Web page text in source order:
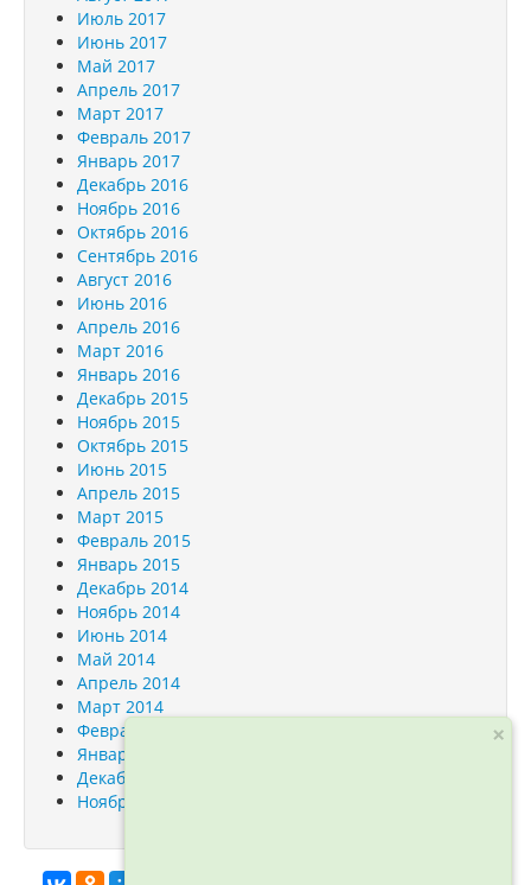
Июль 2017
Июнь 2017
Май 2017
Апрель 2017
Март 2017
Февраль 2017
Январь 2017
Декабрь 2016
Ноябрь 2016
Октябрь 2016
Сентябрь 2016
Август 2016
Июнь 2016
Апрель 2016
Март 2016
Январь 2016
Декабрь 2015
Ноябрь 2015
Октябрь 2015
Июнь 2015
Апрель 2015
Март 2015
Февраль 2015
Январь 2015
Декабрь 2014
Ноябрь 2014
Июнь 2014
Май 2014
Апрель 2014
Март 2014
Февраль 2014
Январь 2014
Декабрь 2013
Ноябрь 2013
×